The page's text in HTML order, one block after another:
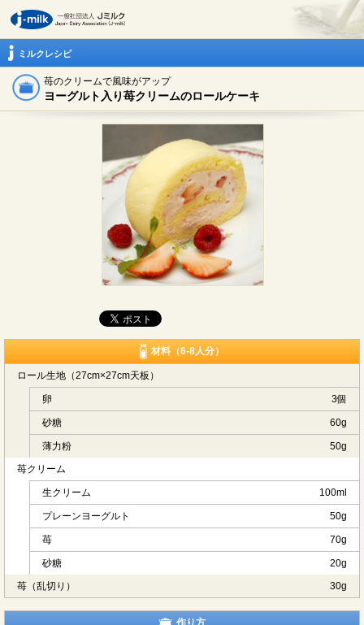
ミルクレシピ
苺のクリームで風味がアップ
ヨーグルト入り苺クリームのロールケーキ
材料（6-8人分）
ロール生地（27cm×27cm天板）
卵 3個
砂糖 60g
薄力粉
50g
苺クリーム
生クリーム 100ml
プレーンヨーグルト 50g
苺 70g
砂糖
20g
苺（乱切り）
30g
作り方